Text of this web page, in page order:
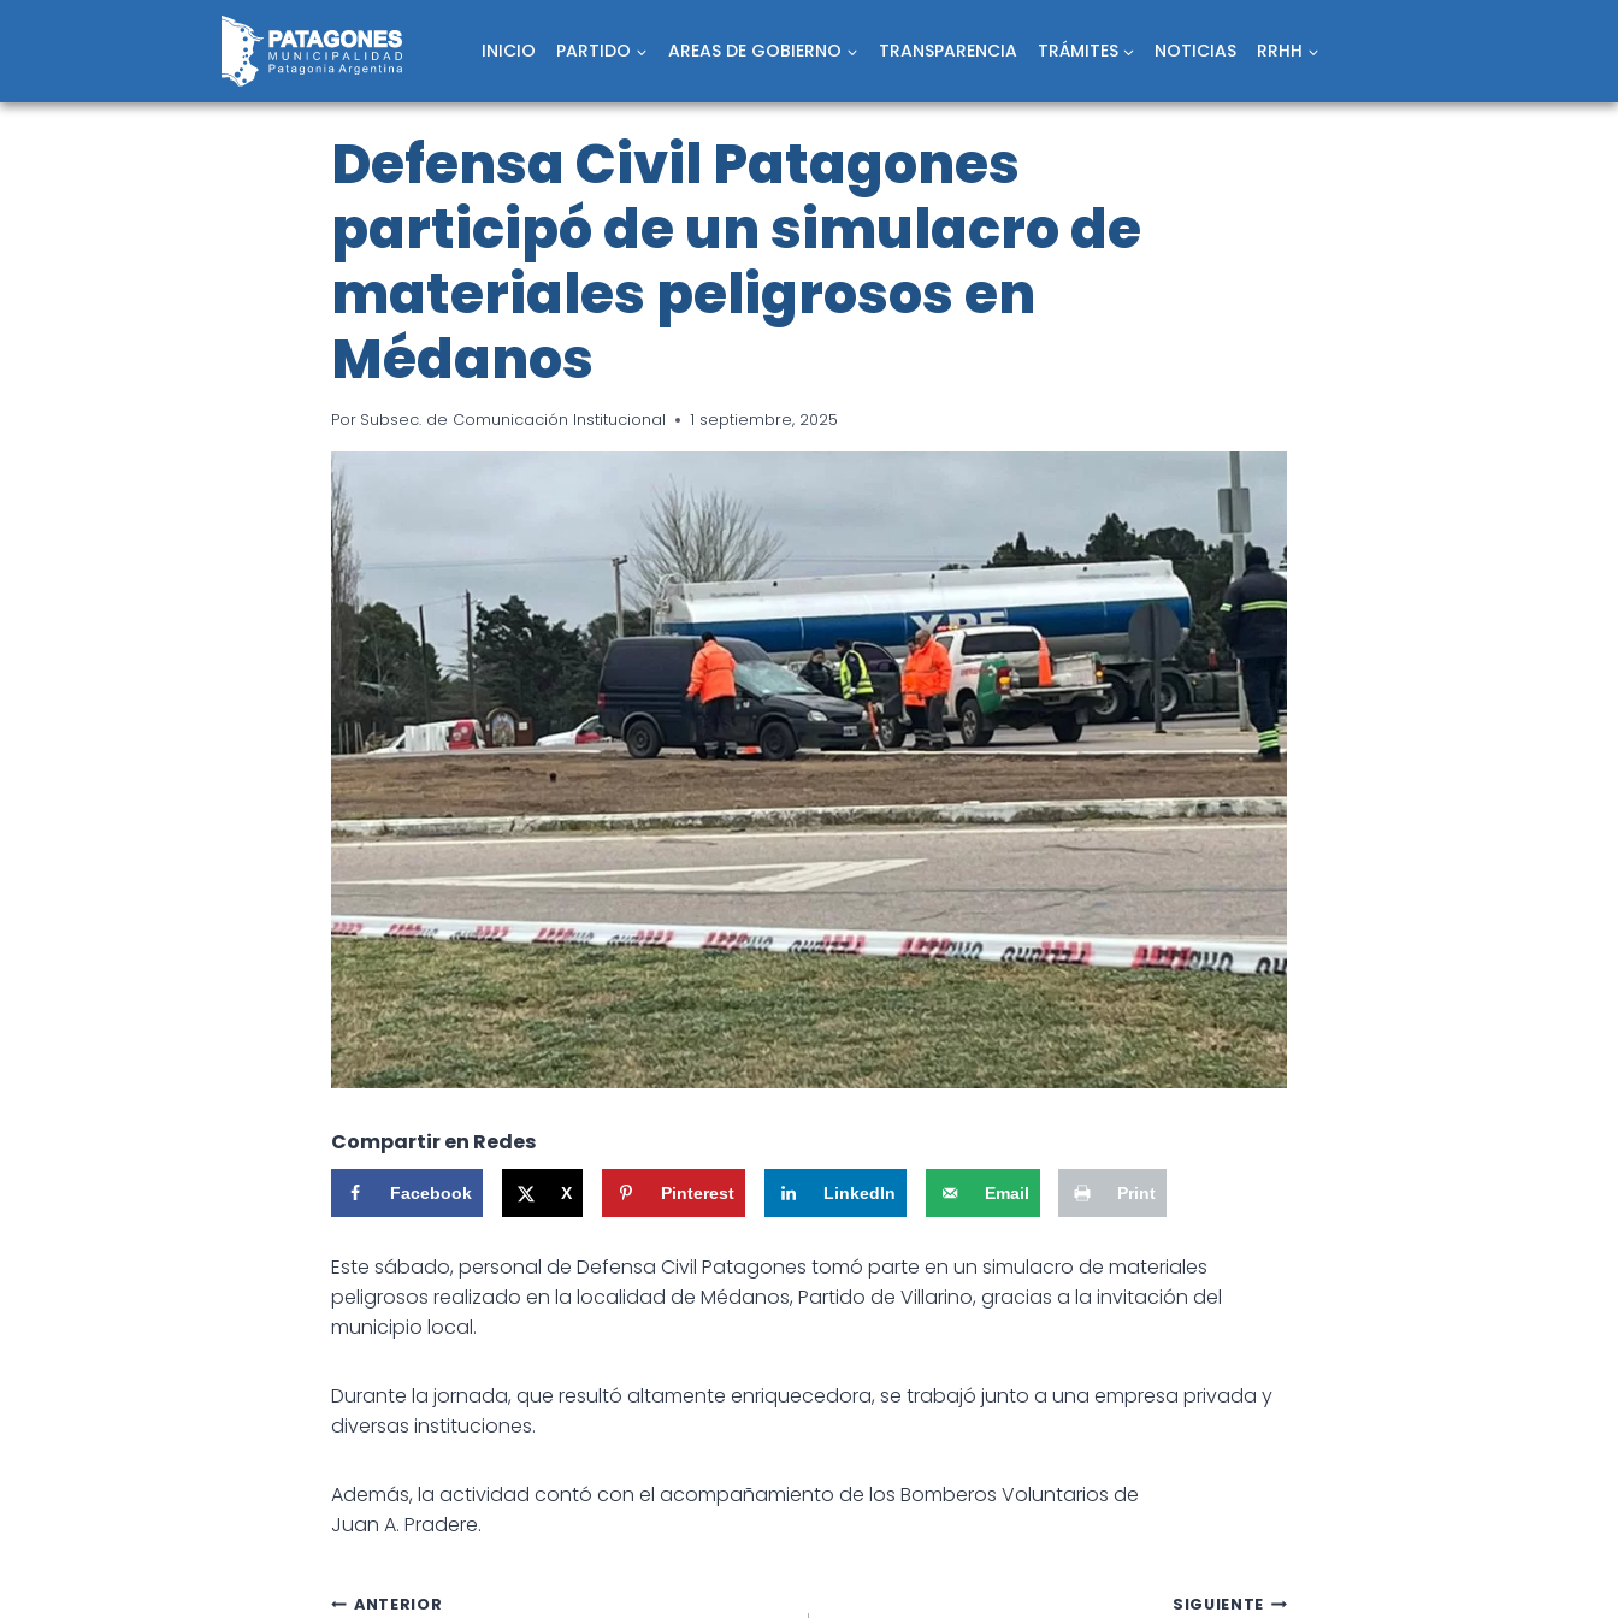
INICIO PARTIDO AREAS DE GOBIERNO TRANSPARENCIA TRÁMITES NOTICIAS RRHH
Defensa Civil Patagones
participó de un simulacro de
materiales peligrosos en
Médanos
Por Subsec. de Comunicación Institucional 1 septiembre, 2025
Compartir en Redes
Facebook X Pinterest LinkedIn Email Print
Este sábado, personal de Defensa Civil Patagones tomó parte en un simulacro de materiales
peligrosos realizado en la localidad de Médanos, Partido de Villarino, gracias a la invitación del
municipio local.
Durante la jornada, que resultó altamente enriquecedora, se trabajó junto a una empresa privada y
diversas instituciones.
Además, la actividad contó con el acompañamiento de los Bomberos Voluntarios de
Juan A. Pradere.
ANTERIOR SIGUIENTE